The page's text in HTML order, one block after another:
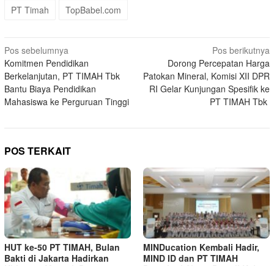
PT Timah TopBabel.com
Navigasi
pos
Pos sebelumnya
Komitmen Pendidikan
Berkelanjutan, PT TIMAH Tbk
Bantu Biaya Pendidikan
Mahasiswa ke Perguruan Tinggi
Pos berikutnya
Dorong Percepatan Harga
Patokan Mineral, Komisi XII DPR
RI Gelar Kunjungan Spesifik ke
PT TIMAH Tbk
POS TERKAIT
HUT ke-50 PT TIMAH, Bulan
Bakti di Jakarta Hadirkan
MINDucation Kembali Hadir,
MIND ID dan PT TIMAH